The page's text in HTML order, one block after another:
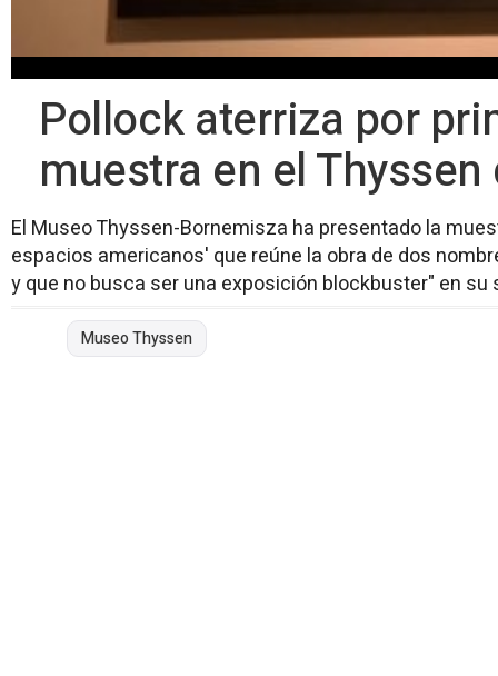
Pollock aterriza por
muestra en el
El Museo Thyssen-Bornemisza ha presentado la
espacios americanos' que reúne la obra de dos
y que no busca ser una exposición blockbuster" en
Museo Thyssen